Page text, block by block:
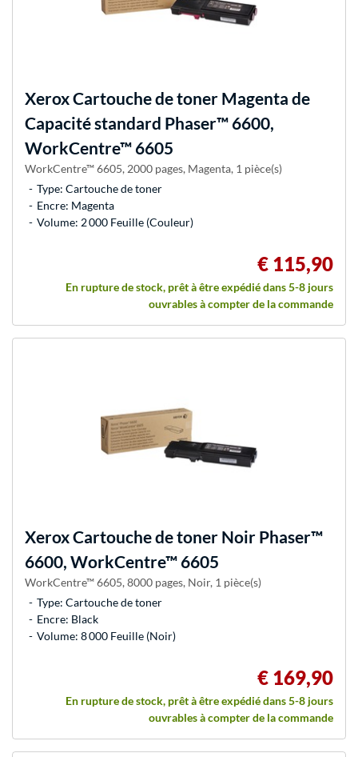
XeroxCartouche de toner Magenta de
Capacité standard Phaser™ 6600,
WorkCentre™ 6605
WorkCentre™ 6605, 2000 pages, Magenta, 1 pièce(s)
Type: Cartouche de toner
Encre: Magenta
Volume: 2 000 Feuille (Couleur)
€ 115,90
En rupture de stock, prêt à être expédié dans 5-8 jours
ouvrables à compter de la commande
XeroxCartouche de toner Noir Phaser™
6600, WorkCentre™ 6605
WorkCentre™ 6605, 8000 pages, Noir, 1 pièce(s)
Type: Cartouche de toner
Encre: Black
Volume: 8 000 Feuille (Noir)
€ 169,90
En rupture de stock, prêt à être expédié dans 5-8 jours
ouvrables à compter de la commande